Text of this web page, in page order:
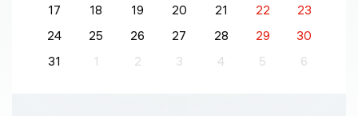
17
18 19 20 21 22
23
24
25 26 27 28 29
30
31
1 2 3 4 5 6